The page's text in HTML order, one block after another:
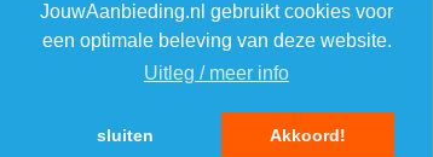
JouwAanbieding.nl gebruikt cookies voor
een optimale beleving van deze website.
Uitleg / meer info
sluiten Akkoord!
2 2
3